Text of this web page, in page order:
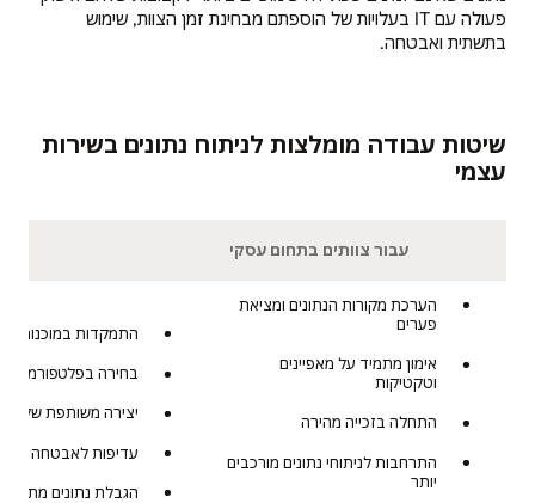
פעולה עם IT בעלויות של הוספתם מבחינת זמן הצוות, שימוש
בתשתית ואבטחה.
שיטות עבודה מומלצות לניתוח נתונים בשירות
עצמי
עבור צוותים בתחום עסקי
הערכת מקורות הנתונים ומציאת
פערים
אימון מתמיד על מאפיינים
וטקטיקות
התחלה בזכייה מהירה
התרחבות לניתוחי נתונים מורכבים
יותר
התמקדות במוכנות
בחירה בפלטפורמה
יצירה משותפת של
עדיפות לאבטחה
הגבלת נתונים